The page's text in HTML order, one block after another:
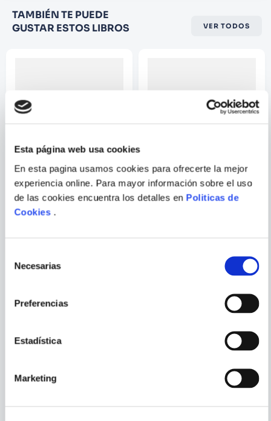
Esta página web usa cookies
En esta pagina usamos cookies para ofrecerte la mejor
experiencia online. Para mayor información sobre el uso
de las cookies encuentra los detalles en Politicas de
Cookies.
Necesarias
Preferencias
Estadística
Marketing
Califique el producto de 1 a 5
estrellas
Escribir comentario
TAMBIÉN TE PUEDE
GUSTAR ESTOS LIBROS
VER TODOS
KAT MCKENNA
DO (ROSADO)
EDUARDO VERDU
PORQUE TAMBIÉN
VER TODOS